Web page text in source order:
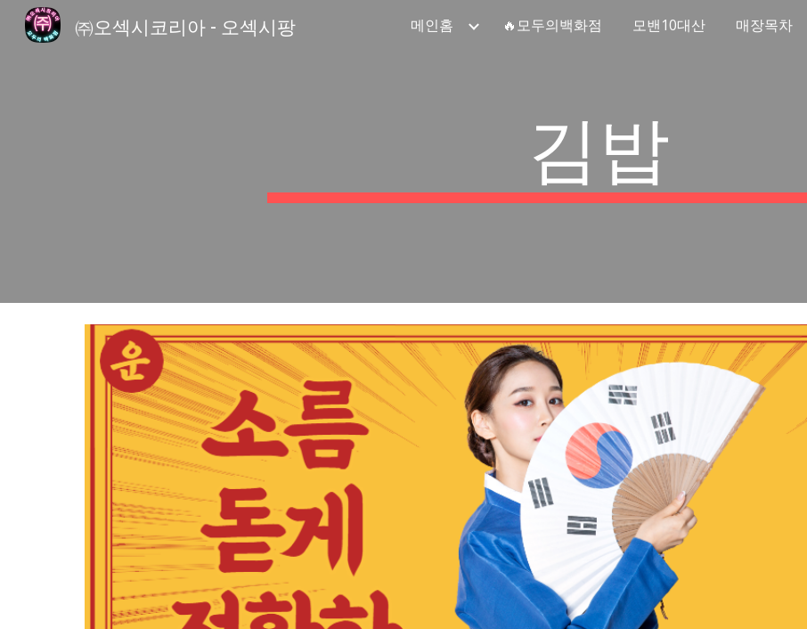
Skip to main content Skip to navigation
㈜오섹시코리아 - 오섹시팡 메인홈 🔥모두의백화점 모밴10대산 매장목차
김밥